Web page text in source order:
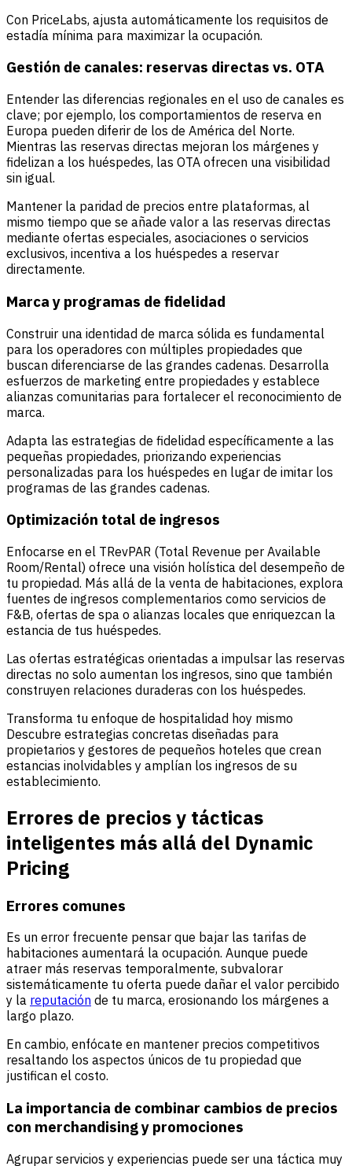
Con PriceLabs, ajusta automáticamente los requisitos de
estadía mínima para maximizar la ocupación.
Gestión de canales: reservas directas vs. OTA
Entender las diferencias regionales en el uso de canales es
clave; por ejemplo, los comportamientos de reserva en
Europa pueden diferir de los de América del Norte.
Mientras las reservas directas mejoran los márgenes y
fidelizan a los huéspedes, las OTA ofrecen una visibilidad
sin igual.
Mantener la paridad de precios entre plataformas, al
mismo tiempo que se añade valor a las reservas directas
mediante ofertas especiales, asociaciones o servicios
exclusivos, incentiva a los huéspedes a reservar
directamente.
Marca y programas de fidelidad
Construir una identidad de marca sólida es fundamental
para los operadores con múltiples propiedades que
buscan diferenciarse de las grandes cadenas. Desarrolla
esfuerzos de marketing entre propiedades y establece
alianzas comunitarias para fortalecer el reconocimiento de
marca.
Adapta las estrategias de fidelidad específicamente a las
pequeñas propiedades, priorizando experiencias
personalizadas para los huéspedes en lugar de imitar los
programas de las grandes cadenas.
Optimización total de ingresos
Enfocarse en el TRevPAR (Total Revenue per Available
Room/Rental) ofrece una visión holística del desempeño de
tu propiedad. Más allá de la venta de habitaciones, explora
fuentes de ingresos complementarios como servicios de
F&B, ofertas de spa o alianzas locales que enriquezcan la
estancia de tus huéspedes.
Las ofertas estratégicas orientadas a impulsar las reservas
directas no solo aumentan los ingresos, sino que también
construyen relaciones duraderas con los huéspedes.
Transforma tu enfoque de hospitalidad hoy mismo
Descubre estrategias concretas diseñadas para
propietarios y gestores de pequeños hoteles que crean
estancias inolvidables y amplían los ingresos de su
establecimiento.
Errores de precios y tácticas
inteligentes más allá del Dynamic
Pricing
Errores comunes
Es un error frecuente pensar que bajar las tarifas de
habitaciones aumentará la ocupación. Aunque puede
atraer más reservas temporalmente, subvalorar
sistemáticamente tu oferta puede dañar el valor percibido
y la reputación de tu marca, erosionando los márgenes a
largo plazo.
En cambio, enfócate en mantener precios competitivos
resaltando los aspectos únicos de tu propiedad que
justifican el costo.
La importancia de combinar cambios de precios
con merchandising y promociones
Agrupar servicios y experiencias puede ser una táctica muy